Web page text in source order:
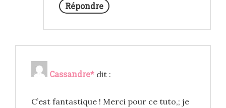
Répondre
Cassandre* dit :
C’est fantastique ! Merci pour ce tuto,; je